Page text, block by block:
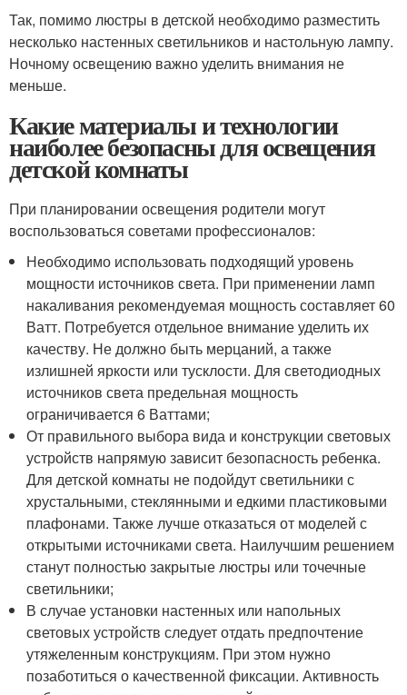
Так, помимо люстры в детской необходимо разместить
несколько настенных светильников и настольную лампу.
Ночному освещению важно уделить внимания не
меньше.
Какие материалы и технологии
наиболее безопасны для освещения
детской комнаты
При планировании освещения родители могут
воспользоваться советами профессионалов:
Необходимо использовать подходящий уровень
мощности источников света. При применении ламп
накаливания рекомендуемая мощность составляет 60
Ватт. Потребуется отдельное внимание уделить их
качеству. Не должно быть мерцаний, а также
излишней яркости или тусклости. Для светодиодных
источников света предельная мощность
ограничивается 6 Ваттами;
От правильного выбора вида и конструкции световых
устройств напрямую зависит безопасность ребенка.
Для детской комнаты не подойдут светильники с
хрустальными, стеклянными и едкими пластиковыми
плафонами. Также лучше отказаться от моделей с
открытыми источниками света. Наилучшим решением
станут полностью закрытые люстры или точечные
светильники;
В случае установки настенных или напольных
световых устройств следует отдать предпочтение
утяжеленным конструкциям. При этом нужно
позаботиться о качественной фиксации. Активность